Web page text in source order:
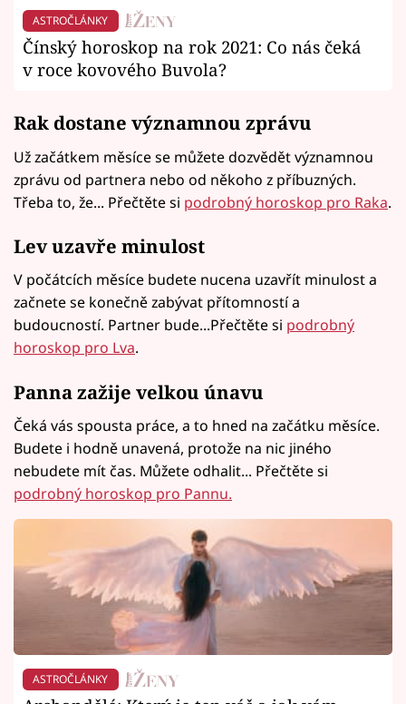
ASTROČLÁNKY
Čínský horoskop na rok 2021: Co nás čeká
v roce kovového Buvola?
Rak dostane významnou zprávu
Už začátkem měsíce se můžete dozvědět významnou
zprávu od partnera nebo od někoho z příbuzných.
Třeba to, že... Přečtěte si podrobný horoskop pro Raka.
Lev uzavře minulost
V počátcích měsíce budete nucena uzavřít minulost a
začnete se konečně zabývat přítomností a
budoucností. Partner bude...Přečtěte si podrobný
horoskop pro Lva.
Panna zažije velkou únavu
Čeká vás spousta práce, a to hned na začátku měsíce.
Budete i hodně unavená, protože na nic jiného
nebudete mít čas. Můžete odhalit... Přečtěte si
podrobný horoskop pro Pannu.
ASTROČLÁNKY